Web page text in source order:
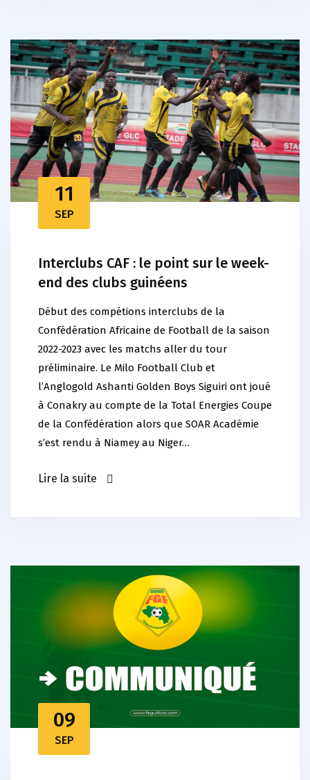
11
SEP
Interclubs CAF : le point sur le week-
end des clubs guinéens
Début des compétions interclubs de la
Confédération Africaine de Football de la saison
2022-2023 avec les matchs aller du tour
préliminaire. Le Milo Football Club et
l’Anglogold Ashanti Golden Boys Siguiri ont joué
à Conakry au compte de la Total Energies Coupe
de la Confédération alors que SOAR Académie
s’est rendu à Niamey au Niger…
Lire la suite
09
SEP